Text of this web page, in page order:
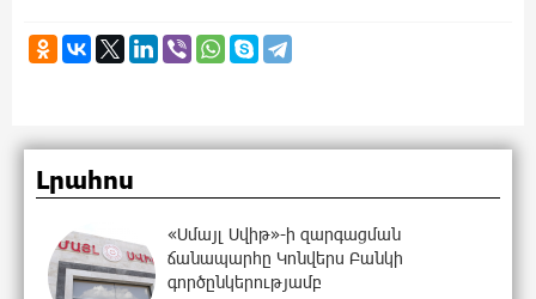
Լրահոս
«Սմայլ Սվիթ»-ի զարգացման
ճանապարհը Կոնվերս Բանկի
գործընկերությամբ